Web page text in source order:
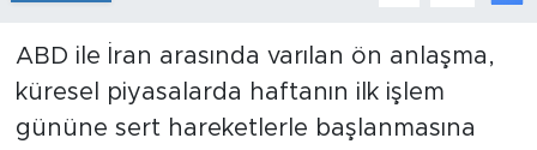
ABD ile İran arasında varılan ön anlaşma,
küresel piyasalarda haftanın ilk işlem
gününe sert hareketlerle başlanmasına